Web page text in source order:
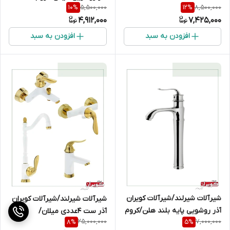
8,500,000
12%
7,425,000
افزودن به سبد
5,500,000
10%
4,912,000
افزودن به سبد
شیرآلات شیرلند/شیرآلات کویران
آذر روشویی پایه بلند هلن/کروم
7,000,000
5%
شیرآلات شیرلند/شیرآلات کویران
آذر ست 4عددی میلان/
سفیدطلایی
25,000,000
8%